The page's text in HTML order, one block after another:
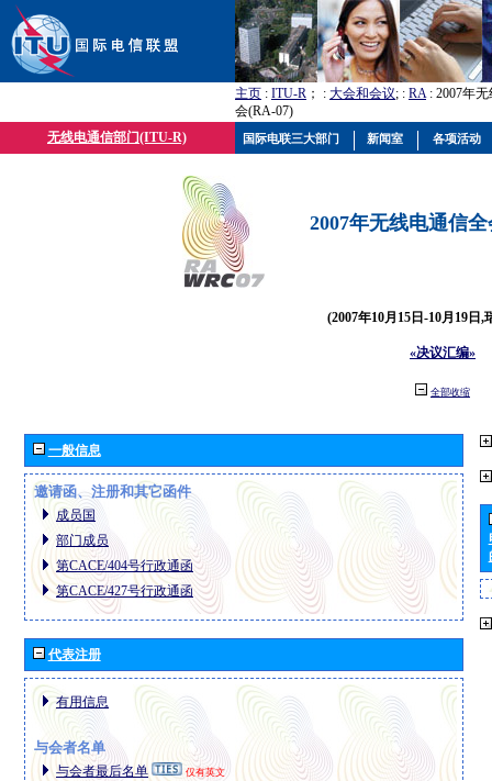
主页 : ITU-R ； : 大会和会议; : RA: 2007年
会(RA-07)
无线电通信部门(ITU-R)
2007年无线电通信
(2007年10月15日-10月19日,
«决议汇编»
全部收缩
一般信息
邀请函、注册和其它函件
成员国
部门成员
第CACE/404号行政通函
第CACE/427号行政通函
代表注册
有用信息
与会者名单
与会者最后名单 仅有英文
国际电联三大部门 新闻室 各项活动